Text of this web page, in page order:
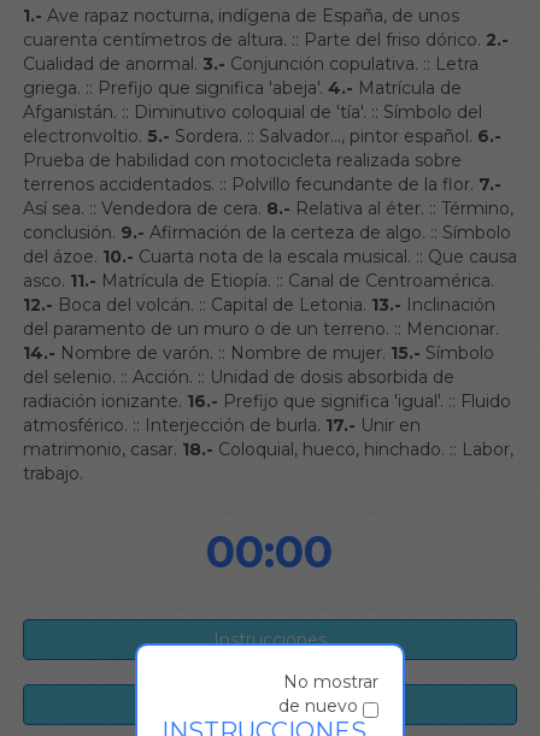
1.- Ave rapaz nocturna, indígena de España, de unos
cuarenta centímetros de altura. :: Parte del friso dórico. 2.-
Cualidad de anormal. 3.- Conjunción copulativa. :: Letra
griega. :: Prefijo que significa 'abeja'. 4.- Matrícula de
Afganistán. :: Diminutivo coloquial de 'tía'. :: Símbolo del
electronvoltio. 5.- Sordera. :: Salvador..., pintor español. 6.-
Prueba de habilidad con motocicleta realizada sobre
terrenos accidentados. :: Polvillo fecundante de la flor. 7.-
Así sea. :: Vendedora de cera. 8.- Relativa al éter. :: Término,
conclusión. 9.- Afirmación de la certeza de algo. :: Símbolo
del ázoe. 10.- Cuarta nota de la escala musical. :: Que causa
asco. 11.- Matrícula de Etiopía. :: Canal de Centroamérica.
12.- Boca del volcán. :: Capital de Letonia. 13.- Inclinación
del paramento de un muro o de un terreno. :: Mencionar.
14.- Nombre de varón. :: Nombre de mujer. 15.- Símbolo
del selenio. :: Acción. :: Unidad de dosis absorbida de
radiación ionizante. 16.- Prefijo que significa 'igual'. :: Fluido
atmosférico. :: Interjección de burla. 17.- Unir en
matrimonio, casar. 18.- Coloquial, hueco, hinchado. :: Labor,
trabajo.
00:00
No mostrar
de nuevo